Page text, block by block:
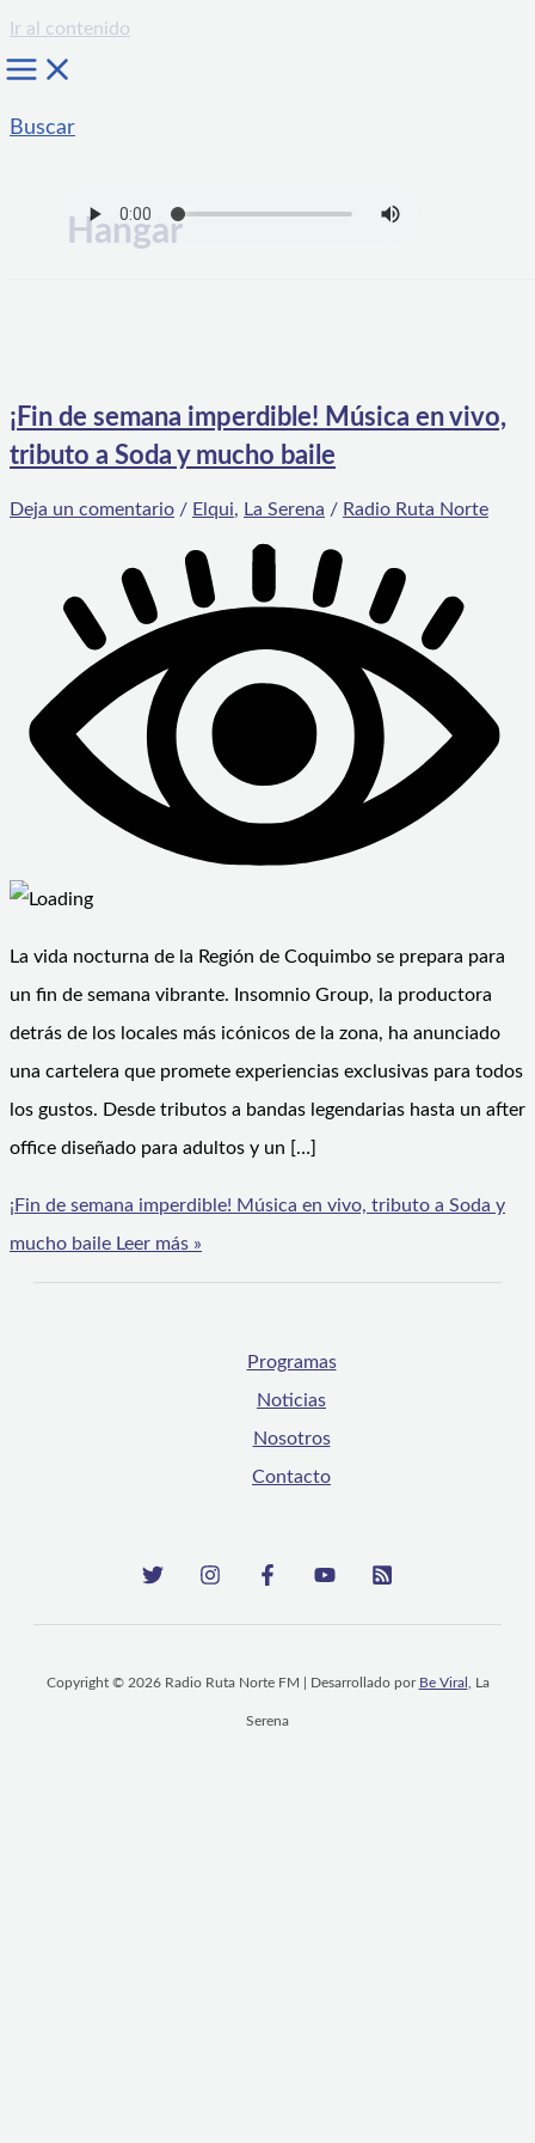
Ir al contenido
Buscar
Hangar
¡Fin de semana imperdible! Música en vivo,
tributo a Soda y mucho baile
Deja un comentario / Elqui, La Serena / Radio Ruta Norte
La vida nocturna de la Región de Coquimbo se prepara para
un fin de semana vibrante. Insomnio Group, la productora
detrás de los locales más icónicos de la zona, ha anunciado
una cartelera que promete experiencias exclusivas para todos
los gustos. Desde tributos a bandas legendarias hasta un after
office diseñado para adultos y un […]
¡Fin de semana imperdible! Música en vivo, tributo a Soda y
mucho baile Leer más »
Programas
Noticias
Nosotros
Contacto
Copyright © 2026 Radio Ruta Norte FM | Desarrollado por Be Viral , La
Serena